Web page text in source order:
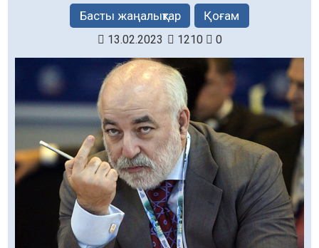
Басты жаңалықтар Қоғам
13.02.2023 1210 0